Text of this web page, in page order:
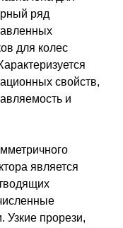
ряд
для колес
свойств,
и
является
Узкие прорези,